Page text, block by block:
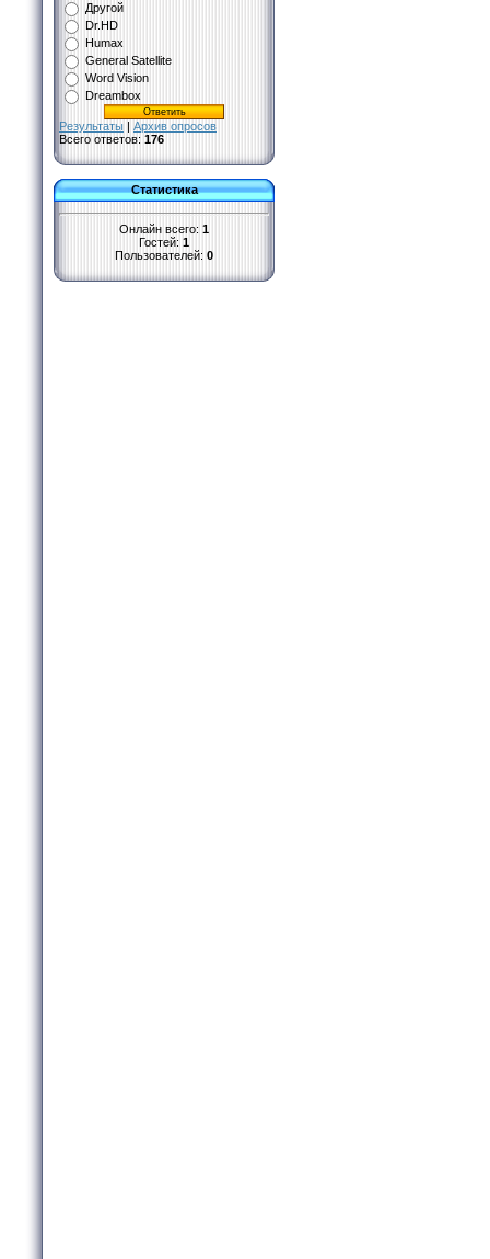
Другой
Dr.HD
Humax
General Satellite
Word Vision
Dreambox
Результаты | Архив опросов
Всего ответов: 176
Статистика
Онлайн всего: 1
Гостей: 1
Пользователей: 0